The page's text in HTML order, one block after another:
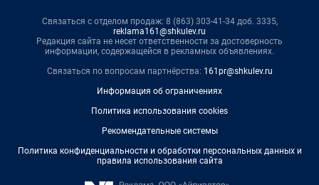
Связаться с отделом продаж: 8 (863) 303-41-34 доб. 3335,
reklama161@shkulev.ru
Редакция сайта не несет ответственности за достоверность
информации, содержащейся в рекламных объявлениях.
Связаться по вопросам партнёрства: 161pr@shkulev.ru
Информация об ограничениях
Политика использования cookies
Рекомендательные системы
Политика конфиденциальности и обработки персональных данных и
правила использования сайта